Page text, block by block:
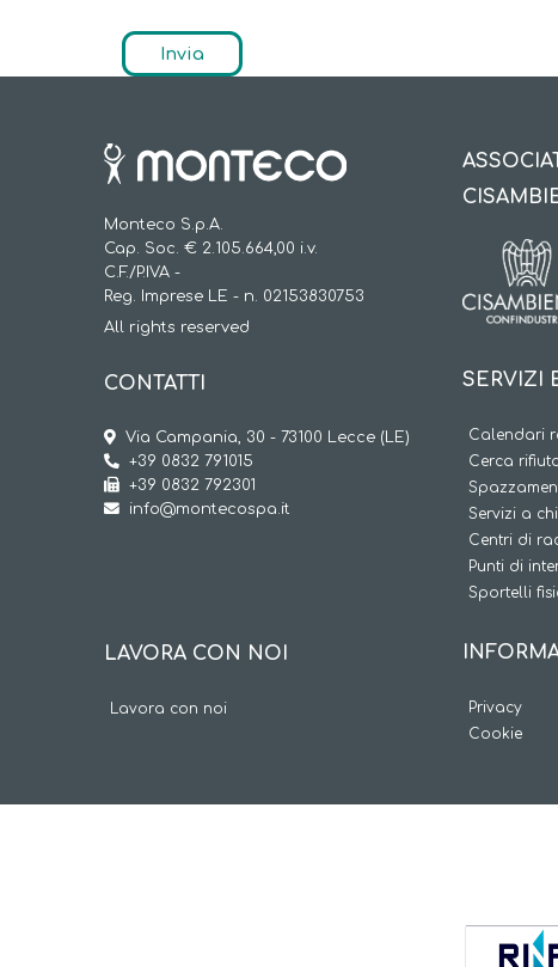
Monteco S.p.A.
Cap. Soc. € 2.105.664,00 i.v.
C.F./P.IVA -
Reg. Imprese LE - n. 02153830753
All rights reserved
CONTATTI
Via Campania, 30 - 73100 Lecce (LE)
+39 0832 791015
+39 0832 792301
info@montecospa.it
LAVORA CON NOI
Lavora con noi
SERVIZI
Calendari
Cerca
Servizi a
Centri di
Punti di
Sportelli
Privacy
Cookie